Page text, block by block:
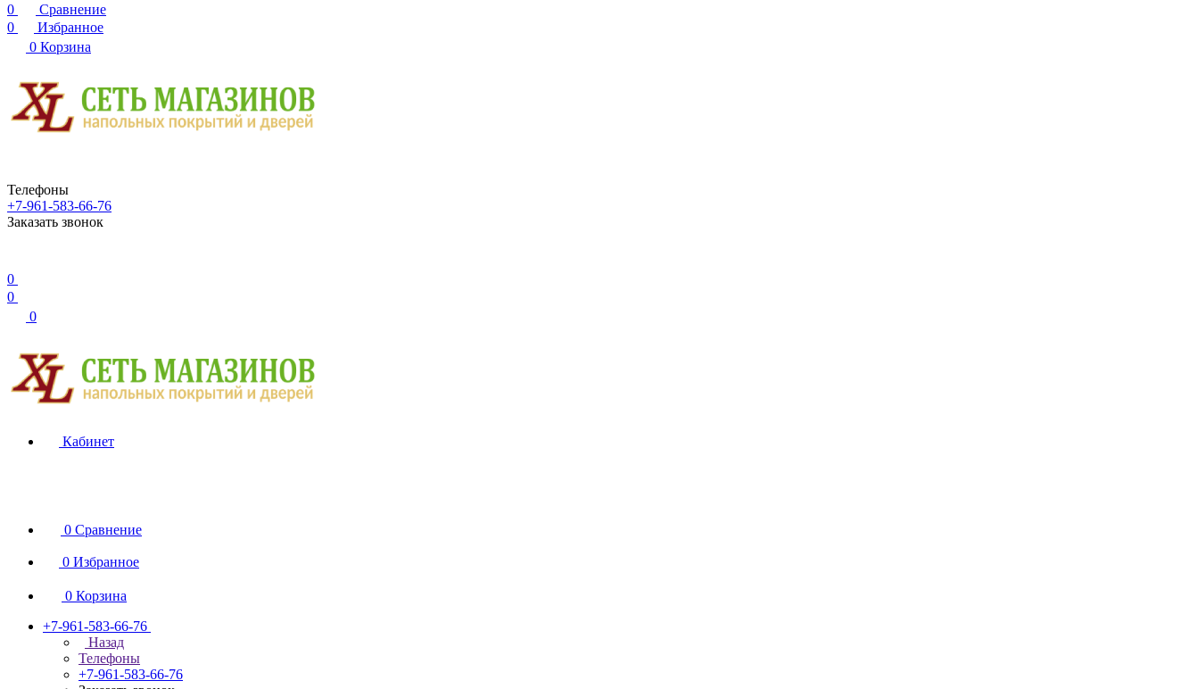
0
Сравнение
0
Избранное
0 Корзина
Телефоны
+7-961-583-66-76
Заказать звонок
0
0
0
Кабинет
0 Сравнение
0 Избранное
0 Корзина
+7-961-583-66-76
Назад
Телефоны
+7-961-583-66-76